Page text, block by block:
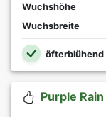
Wuchshöhe
Wuchsbreite
öfterblühend
Purple